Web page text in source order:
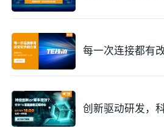
每一次连接都有
创新驱动研发，